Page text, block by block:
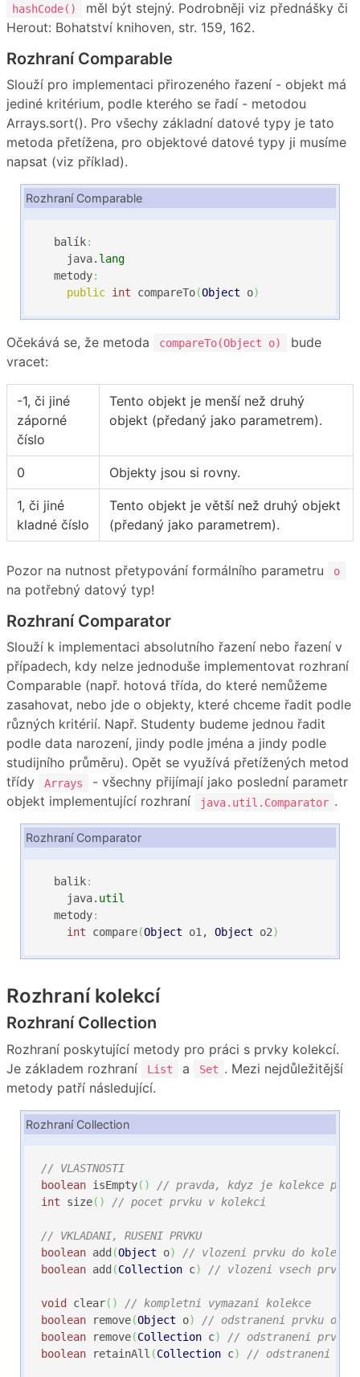
hashCode()
měl být stejný. Podrobněji viz přednášky či
Herout: Bohatství knihoven, str. 159, 162.
Rozhraní Comparable
Slouží pro implementaci přirozeného řazení - objekt má
jediné kritérium, podle kterého se řadí - metodou
Arrays.sort(). Pro všechy základní datové typy je tato
metoda přetížena, pro objektové datové typy ji musíme
napsat (viz příklad).
Rozhraní Comparable
  balík
:
    java.
lang
  metody
:
public int compareTo(Object o)
Očekává se, že metoda compareTo(Object o)
bude
vracet:
-1, či jiné
záporné
číslo
Tento objekt je menší než druhý
objekt (předaný jako parametrem).
0 Objekty jsou si rovny.
1, či jiné
kladné číslo
Tento objekt je větší než druhý objekt
(předaný jako parametrem).
Pozor na nutnost přetypování formálního parametru o
na potřebný datový typ!
Rozhraní Comparator
Slouží k implementaci absolutního řazení nebo řazení v
případech, kdy nelze jednoduše implementovat rozhraní
Comparable (např. hotová třída, do které nemůžeme
zasahovat, nebo jde o objekty, které chceme řadit podle
různých kritérií. Např. Studenty budeme jednou řadit
podle data narození, jindy podle jména a jindy podle
studijního průměru). Opět se využívá přetížených metod
třídy
Arrays
- všechny přijímají jako poslední parametr
objekt implementující rozhraní
java.util.Comparator .
Rozhraní Comparator
  balik
:
    java.
util
  metody
:
int compare(Object o1, Object o2)
Rozhraní kolekcí
Rozhraní Collection
Rozhraní poskytující metody pro práci s prvky kolekcí.
Je základem rozhraní
List a Set . Mezi nejdůležitější
metody patří následující.
Rozhraní Collection
// VLASTNOSTI
boolean isEmpty( )
// pravda, kdyz je kolekce
int size( ) // pocet prvku v kolekci
// VKLADANI, RUSENI PRVKU
boolean add (Object o)
// vlozeni prvku do kolekce
boolean add (Collection c) // vlozeni vsech prvku
void clear( )
// kompletni vymazani kolekce
boolean remove(Object o)
// odstraneni prvku o
boolean remove(Collection c)
// odstraneni
boolean retainAll (Collection c) // odstraneni